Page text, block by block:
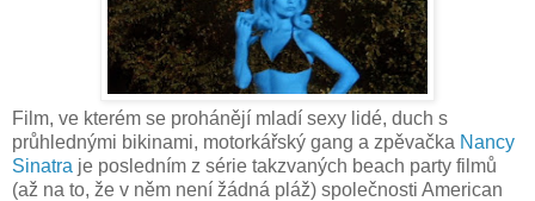
Film, ve kterém se prohánějí mladí sexy lidé, duch s
průhlednými bikinami, motorkářský gang a zpěvačka Nancy
Sinatra je posledním z série takzvaných beach party filmů
(až na to, že v něm není žádná pláž) společnosti American